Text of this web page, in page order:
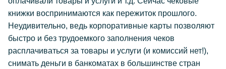
книжки воспринимаются как пережиток прошлого.
Неудивительно, ведь корпоративные карты позволяют
быстро и без трудоемкого заполнения чеков
расплачиваться за товары и услуги (и комиссий нет!),
снимать деньги в банкоматах в большинстве стран